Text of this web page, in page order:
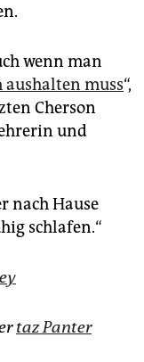
wenn man
muss“,
Cherson
und
nach Hause
schlafen.“
taz Panter